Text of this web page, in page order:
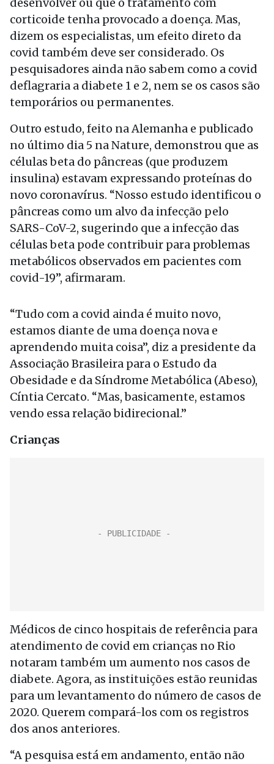
corticoide tenha provocado a doença. Mas,
dizem os especialistas, um efeito direto da
covid também deve ser considerado. Os
pesquisadores ainda não sabem como a covid
deflagraria a diabete 1 e 2, nem se os casos são
temporários ou permanentes.
Outro estudo, feito na Alemanha e publicado
no último dia 5 na Nature, demonstrou que as
células beta do pâncreas (que produzem
insulina) estavam expressando proteínas do
novo coronavírus. “Nosso estudo identificou o
pâncreas como um alvo da infecção pelo
SARS-CoV-2, sugerindo que a infecção das
células beta pode contribuir para problemas
metabólicos observados em pacientes com
covid-19”, afirmaram.
“Tudo com a covid ainda é muito novo,
estamos diante de uma doença nova e
aprendendo muita coisa”, diz a presidente da
Associação Brasileira para o Estudo da
Obesidade e da Síndrome Metabólica (Abeso),
Cíntia Cercato. “Mas, basicamente, estamos
vendo essa relação bidirecional.”
Crianças
Médicos de cinco hospitais de referência para
atendimento de covid em crianças no Rio
notaram também um aumento nos casos de
diabete. Agora, as instituições estão reunidas
para um levantamento do número de casos de
2020. Querem compará-los com os registros
dos anos anteriores.
“A pesquisa está em andamento, então não